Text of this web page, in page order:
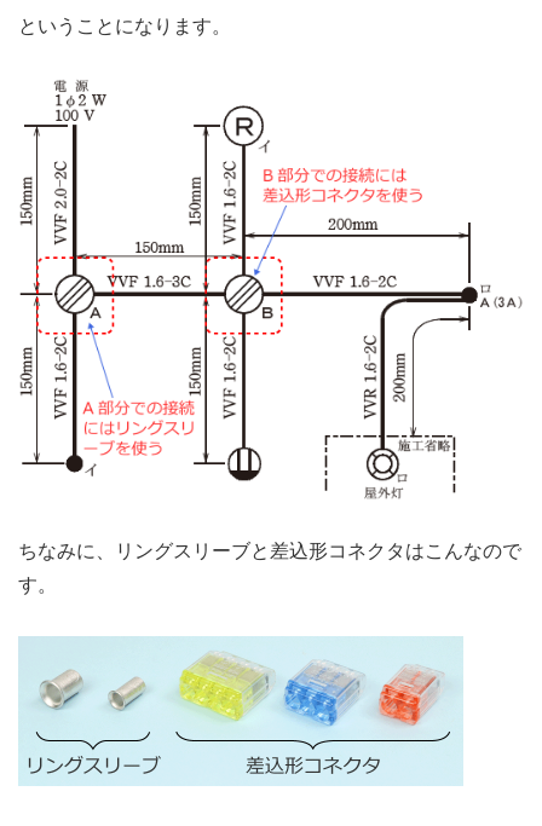
ということになります。
ちなみに、リングスリーブと差込形コネクタはこんなので
す。